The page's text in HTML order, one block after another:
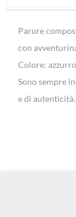
Parure
con
Colore:
Sono sempre
e di autenticità.